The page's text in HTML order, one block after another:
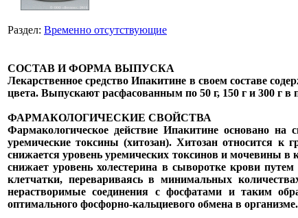
Раздел: Временно отсутствующие
СОСТАВ И ФОРМА ВЫПУСКА
Лекарственное средство Ипакитине в своем составе
цвета. Выпускают расфасованным по 50 г, 150 г и 300
ФАРМАКОЛОГИЧЕСКИЕ СВОЙСТВА
Фармакологическое действие Ипакитине основано
уремические токсины (хитозан). Хитозан относится
снижается уровень уремических токсинов и мочевины в
снижает уровень холестерина в сыворотке крови
клетчатки, перевариваясь в минимальных
нерастворимые соединения с фосфатами и таким
оптимального фосфорно-кальциевого обмена в